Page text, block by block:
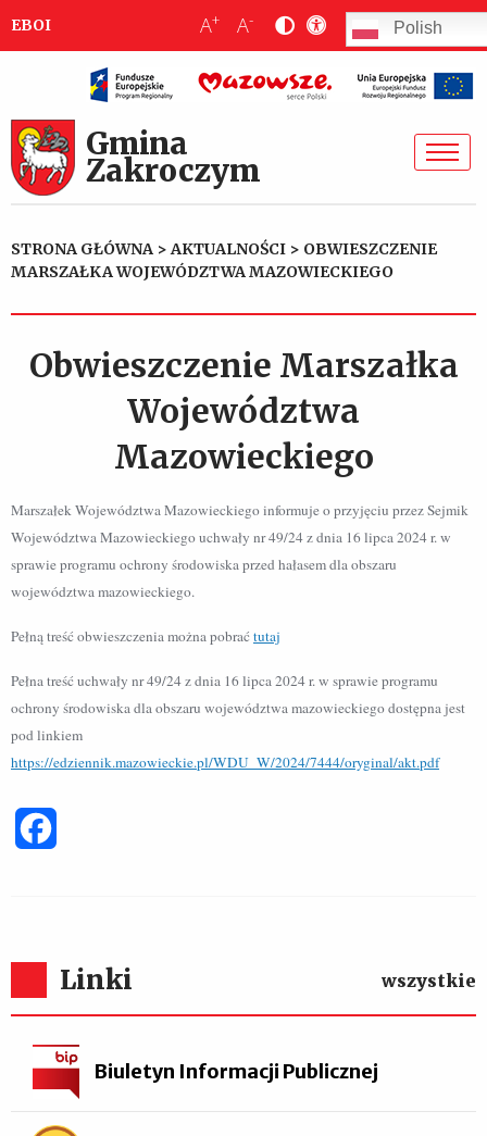
EBOI A+ A- Polish
Gmina
Zakroczym
STRONA GŁÓWNA >AKTUALNOŚCI > OBWIESZCZENIE
MARSZAŁKA WOJEWÓDZTWA MAZOWIECKIEGO
Obwieszczenie Marszałka
Województwa
Mazowieckiego
Marszałek Województwa Mazowieckiego informuje o przyjęciu przez Sejmik
Województwa Mazowieckiego uchwały nr 49/24 z dnia 16 lipca 2024 r. w
sprawie programu ochrony środowiska przed hałasem dla obszaru
województwa mazowieckiego.
Pełną treść obwieszczenia można pobraćtutaj
Pełna treść uchwały nr 49/24 z dnia 16 lipca 2024 r. w sprawie programu
ochrony środowiska dla obszaru województwa mazowieckiego dostępna jest
pod linkiem
https://edziennik.mazowieckie.pl/WDU_W/2024/7444/oryginal/akt.pdf
Linki wszystkie
Biuletyn Informacji Publicznej